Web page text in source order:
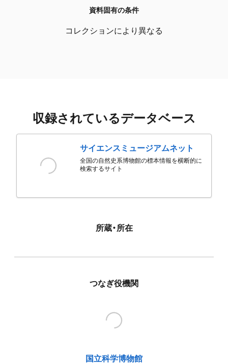
資料固有の条件
コレクションにより異なる
収録されているデータベース
サイエンスミュージアムネット
全国の自然史系博物館の標本情報を横断的に
検索するサイト
所蔵・所在
つなぎ役機関
国立科学博物館